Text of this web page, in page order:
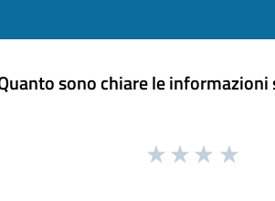
sono chiare le informazioni